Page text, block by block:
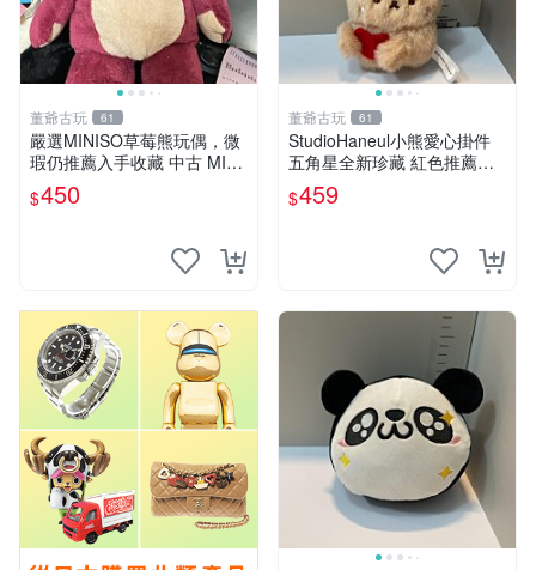
董爺古玩 61
嚴選MINISO草莓熊玩偶，微
瑕仍推薦入手收藏 中古 MINI
SO 草莓熊 玩具 收藏
$450
董爺古玩 61
StudioHaneul小熊愛心掛件
五角星全新珍藏 紅色推薦收
藏 玩具掛飾 掛件 新品
$459